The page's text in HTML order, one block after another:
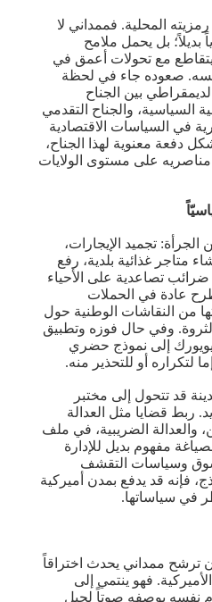
المحلية. فممداني لا
بل يحمل ملامح
مع تحولات أعمق في
صعوده جاء في لحظة
بين الجناح
السياسية، والجناح التقدمي
في السياسات الاقتصادية
دفعة معنوية لهذا الجناح،
على مستوى الولايات
الجرأة: تجميد الإيجارات،
متاجر غذائية بلدية، رفع
ضرائب تصاعدية على الأحياء
عادة في الحملات
من النقاشات الوطنية حول
الثروة. وفي حال فوزه وتطبيق
إلى نموذج حضري
لتكراره أو للتحذير منه.
قد تتحول إلى مختبر
ربط قضايا مثل العدالة
والعدالة الضريبية، في ملف
مفهوم بديل للإدارة
وسياسات التقشف
فإنه قد يدفع بمدن أميركية
في سياساتها.
ترشح ممداني يحدث اختراقاً
فهو ينتمي إلى
نفسه بوصفه صوتاً لجيل